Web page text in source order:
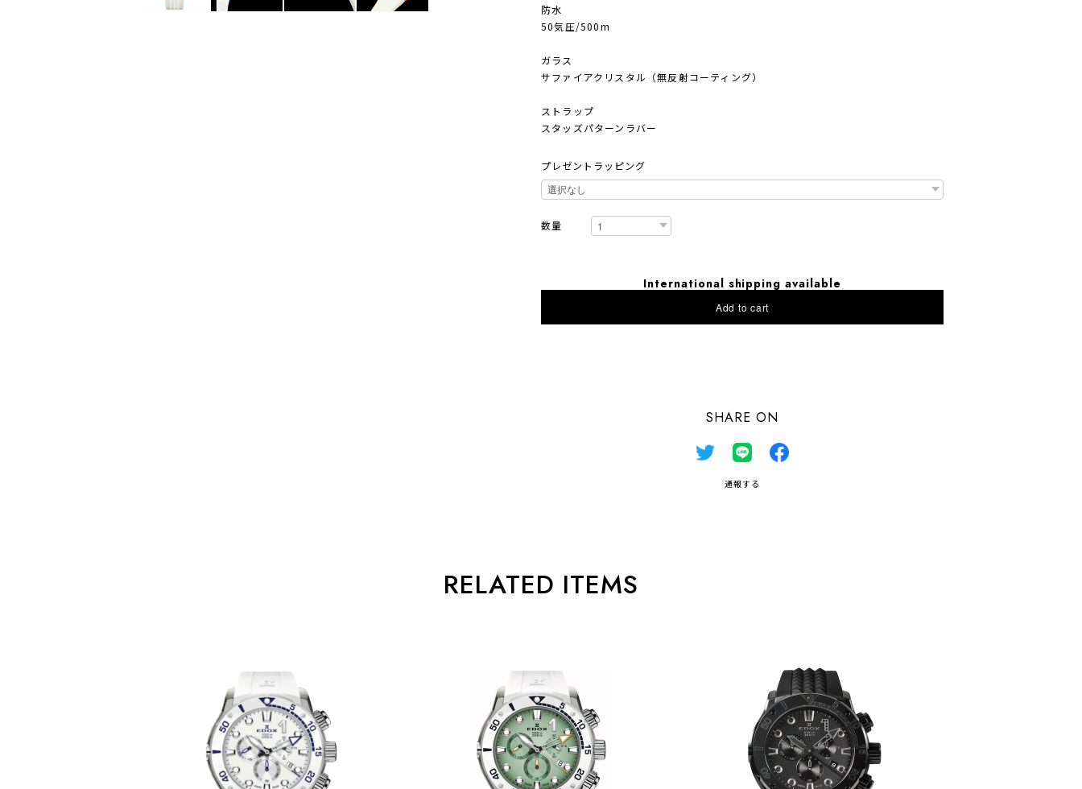
防水
50気圧/500m
ガラス
サファイアクリスタル（無反射コーティング）
ストラップ
スタッズパターンラバー
プレゼントラッピング
数量
International shipping available
Add to cart
SHARE ON
通報する
RELATED ITEMS